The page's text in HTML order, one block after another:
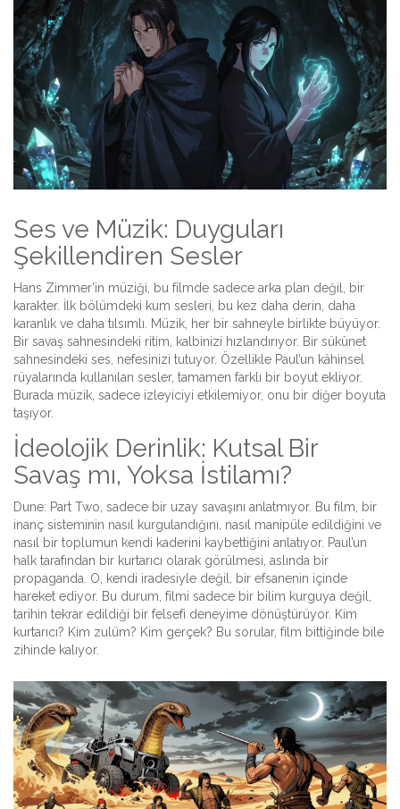
Ses ve Müzik: Duyguları
Şekillendiren Sesler
Hans Zimmer’in müziği, bu filmde sadece arka plan değil, bir
karakter. İlk bölümdeki kum sesleri, bu kez daha derin, daha
karanlık ve daha tılsımlı. Müzik, her bir sahneyle birlikte büyüyor.
Bir savaş sahnesindeki ritim, kalbinizi hızlandırıyor. Bir sükûnet
sahnesindeki ses, nefesinizi tutuyor. Özellikle Paul’un kâhinsel
rüyalarında kullanılan sesler, tamamen farklı bir boyut ekliyor.
Burada müzik, sadece izleyiciyi etkilemiyor, onu bir diğer boyuta
taşıyor.
İdeolojik Derinlik: Kutsal Bir
Savaş mı, Yoksa İstilamı?
Dune: Part Two, sadece bir uzay savaşını anlatmıyor. Bu film, bir
inanç sisteminin nasıl kurgulandığını, nasıl manipüle edildiğini ve
nasıl bir toplumun kendi kaderini kaybettiğini anlatıyor. Paul’un
halk tarafından bir kurtarıcı olarak görülmesi, aslında bir
propaganda. O, kendi iradesiyle değil, bir efsanenin içinde
hareket ediyor. Bu durum, filmi sadece bir bilim kurguya değil,
tarihin tekrar edildiği bir felsefi deneyime dönüştürüyor. Kim
kurtarıcı? Kim zulüm? Kim gerçek? Bu sorular, film bittiğinde bile
zihinde kalıyor.